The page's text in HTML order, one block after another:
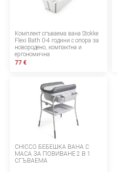
Гаранция на продукта
ECC
Контакт
Copyright 2026 BabyMatters
Комплект сгъваема вана Stokke
Flexi Bath 0-4 години с опора за
новородено, компактна и
ергономична
77 €
CHICCO БЕБЕШКА ВАНА С
МАСА ЗА ПОВИВАНЕ 2 В 1
СГЪВАЕМА